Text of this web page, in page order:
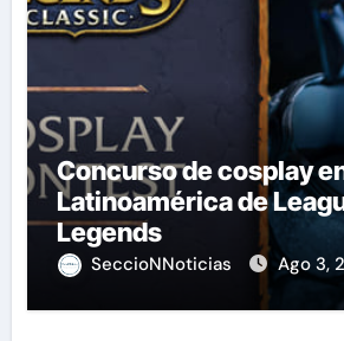
Concurso de cosplay
Latinoamérica de
Legends
SeccioNNoticias Ago 3,